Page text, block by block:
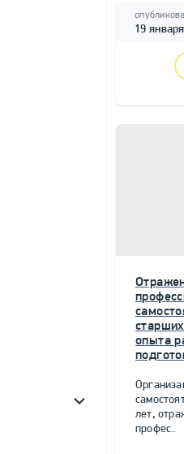
19 января
опыта
лет,
профес..